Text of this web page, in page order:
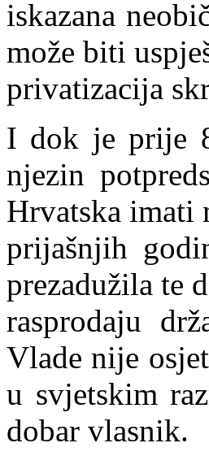
iskazana
može biti
privatizacija
I dok je prije
njezin
Hrvatska imati
prijašnjih
prezadužila te
rasprodaju
Vlade nije
u svjetskim
dobar vlasnik.